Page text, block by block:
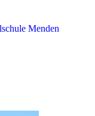
Menden